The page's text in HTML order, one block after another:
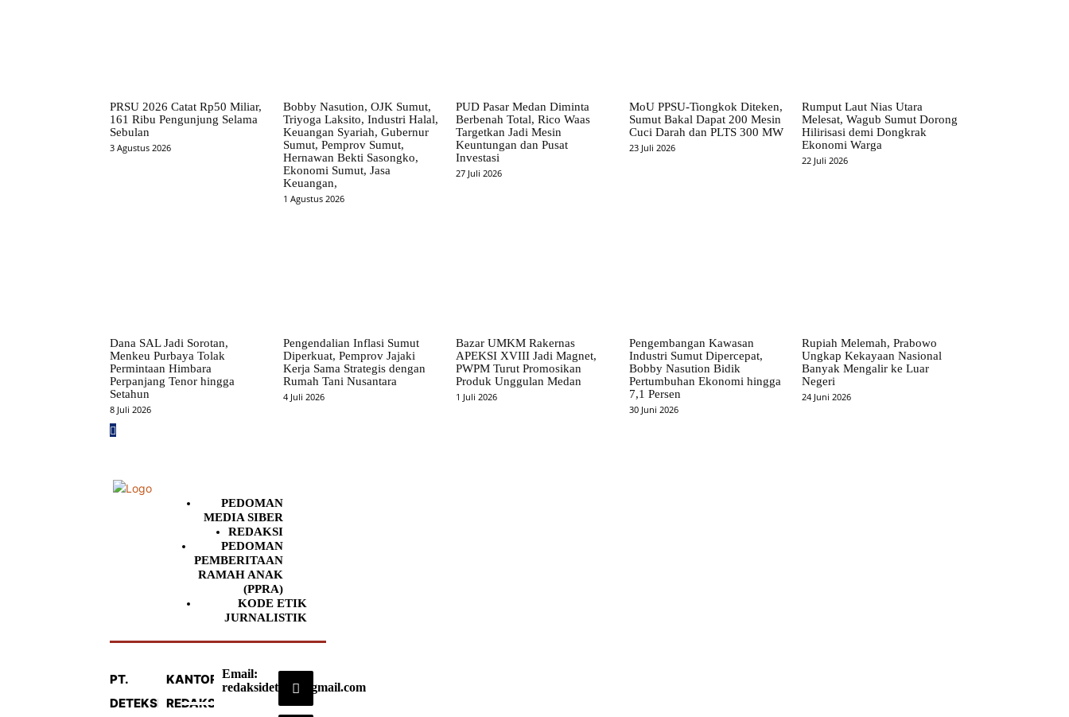
PRSU 2026 Catat Rp50 Miliar,
161 Ribu Pengunjung Selama
Sebulan
3 Agustus 2026
Bobby Nasution, OJK Sumut,
Triyoga Laksito, Industri Halal,
Keuangan Syariah, Gubernur
Sumut, Pemprov Sumut,
Hernawan Bekti Sasongko,
Ekonomi Sumut, Jasa
Keuangan,
1 Agustus 2026
PUD Pasar Medan Diminta
Berbenah Total, Rico Waas
Targetkan Jadi Mesin
Keuntungan dan Pusat
Investasi
27 Juli 2026
MoU PPSU-Tiongkok Diteken,
Sumut Bakal Dapat 200 Mesin
Cuci Darah dan PLTS 300 MW
23 Juli 2026
Rumput Laut Nias Utara
Melesat, Wagub Sumut Dorong
Hilirisasi demi Dongkrak
Ekonomi Warga
22 Juli 2026
Dana SAL Jadi Sorotan,
Menkeu Purbaya Tolak
Permintaan Himbara
Perpanjang Tenor hingga
Setahun
8 Juli 2026
Pengendalian Inflasi Sumut
Diperkuat, Pemprov Jajaki
Kerja Sama Strategis dengan
Rumah Tani Nusantara
4 Juli 2026
Bazar UMKM Rakernas
APEKSI XVIII Jadi Magnet,
PWPM Turut Promosikan
Produk Unggulan Medan
1 Juli 2026
Pengembangan Kawasan
Industri Sumut Dipercepat,
Bobby Nasution Bidik
Pertumbuhan Ekonomi hingga
7,1 Persen
30 Juni 2026
Rupiah Melemah, Prabowo
Ungkap Kekayaan Nasional
Banyak Mengalir ke Luar
Negeri
24 Juni 2026
PEDOMAN
MEDIA SIBER
REDAKSI
PEDOMAN
PEMBERITAAN
RAMAH ANAK
(PPRA)
KODE ETIK
JURNALISTIK
PT.
DETEKSI
KANTOR
REDAKSI
Email:
redaksideteksi@gmail.com